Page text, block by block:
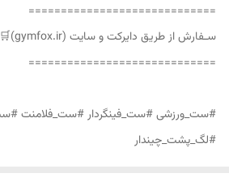
=============================
سـفارش از طریق دایرکت و سایت (gymfox.ir)🛒
=============================
#ست_ورزشی #ست_فینگردار #ست_فلامنت
#لگ_پشت_چیندار